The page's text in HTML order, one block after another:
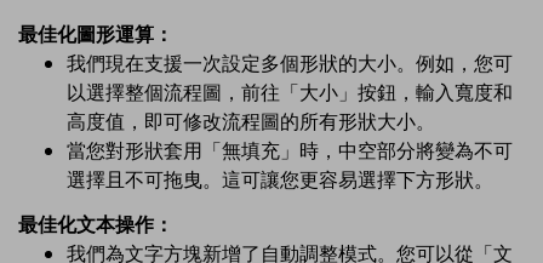
最佳化圖形運算：
我們現在支援一次設定多個形狀的大小。例如，您可
以選擇整個流程圖，前往「大小」按鈕，輸入寬度和
高度值，即可修改流程圖的所有形狀大小。
當您對形狀套用「無填充」時，中空部分將變為不可
選擇且不可拖曳。這可讓您更容易選擇下方形狀。
最佳化文本操作：
我們為文字方塊新增了自動調整模式。您可以從「文